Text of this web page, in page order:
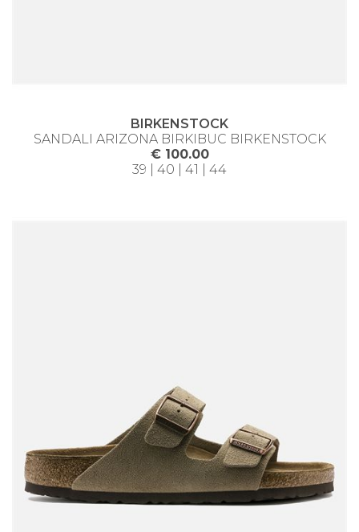
BIRKENSTOCK
SANDALI ARIZONA BIRKIBUC BIRKENSTOCK
€ 100.00
39 | 40 | 41 | 44